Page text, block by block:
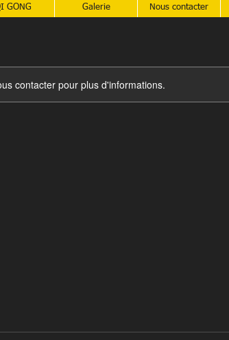
GONG Galerie Nous contacter
contacter pour plus d'informations.